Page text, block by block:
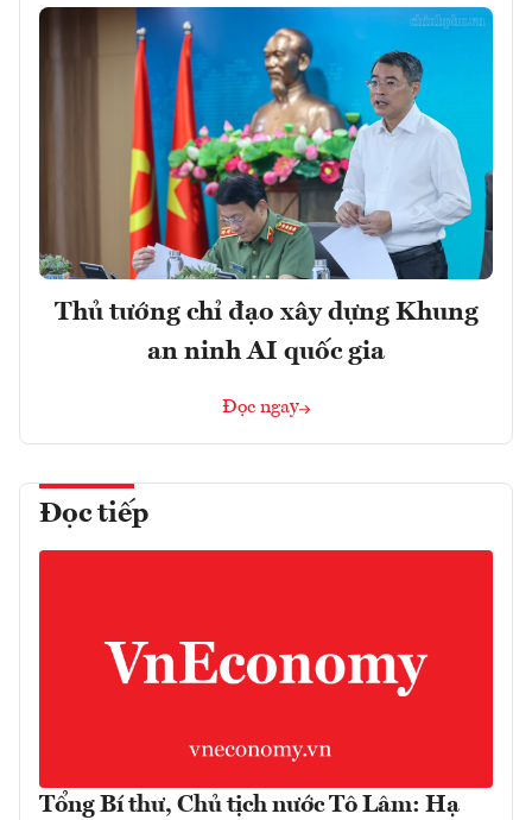
Thủ tướng chỉ đạo xây dựng Khung
an ninh AI quốc gia
Đọc ngay
Đọc tiếp
Tổng Bí thư, Chủ tịch nước Tô Lâm: Hạ